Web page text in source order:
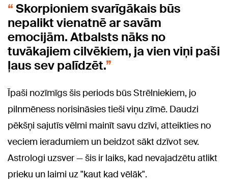
Skorpioniem svarīgākais būs
nepalikt vienatnē ar savām
emocijām. Atbalsts nāks no
tuvākajiem cilvēkiem, ja vien viņi paši
ļaus sev palīdzēt.
Īpaši nozīmīgs šis periods būs Strēlniekiem, jo
pilnmēness norisināsies tieši viņu zīmē. Daudzi
pēkšņi sajutīs vēlmi mainīt savu dzīvi, atteikties no
veciem ieradumiem un beidzot sākt dzīvot sev.
Astrologi uzsver — šis ir laiks, kad nevajadzētu atlikt
prieku un laimi uz "kaut kad vēlāk".